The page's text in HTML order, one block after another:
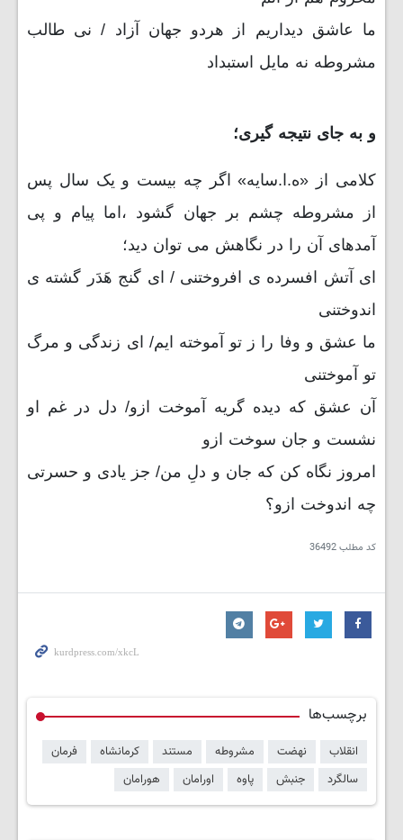
ما عاشق دیداریم از هردو جهان آزاد / نی طالب
مشروطه نه مایل استبداد
و به جای نتیجه گیری؛
کلامی از «ه.ا.سایه» اگر چه بیست و یک سال پس
از مشروطه چشم بر جهان گشود ،اما پیام و پی
آمدهای آن را در نگاهش می توان دید؛
ای آتش افسرده ی افروختنی / ای گنج هَدَر گشته ی
اندوختنی
ما عشق و وفا را ز تو آموخته ایم/ ای زندگی و مرگ
تو آموختنی
آن عشق که دیده گریه آموخت ازو/ دل در غم او
نشست و جان سوخت ازو
امروز نگاه کن که جان و دلِ من/ جز یادی و حسرتی
چه اندوخت ازو؟
کد مطلب36492
برچسب‌ها
انقلاب نهضت مشروطه مستند کرمانشاه
فرمان
سالگرد
جنبش پاوه اورامان هورامان